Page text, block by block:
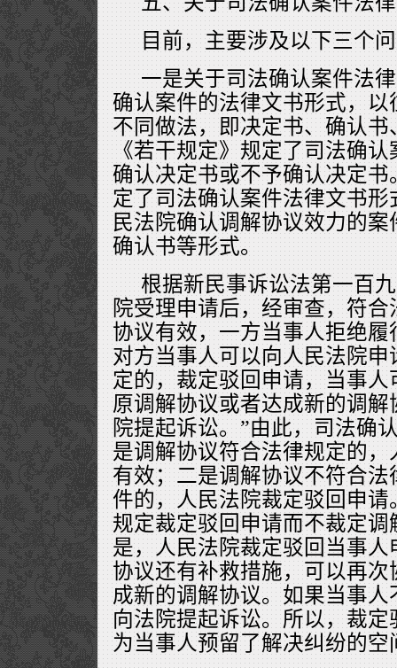
目前，主要涉及以下三个
一是关于司法确认案件法
确认案件的法律文书形式，
不同做法，即决定书、确认
《若干规定》规定了司法确
确认决定书或不予确认决定
定了司法确认案件法律文书
民法院确认调解协议效力的
确认书等形式。
根据新民事诉讼法第一百
院受理申请后，经审查，符
协议有效，一方当事人拒绝
对方当事人可以向人民法院
定的，裁定驳回申请，当事
原调解协议或者达成新的调
院提起诉讼。”由此，司法确
是调解协议符合法律规定的
有效；二是调解协议不符合
件的，人民法院裁定驳回申
规定裁定驳回申请而不裁定
是，人民法院裁定驳回当事
协议还有补救措施，可以再
成新的调解协议。如果当事
向法院提起诉讼。所以，裁
为当事人预留了解决纠纷的空